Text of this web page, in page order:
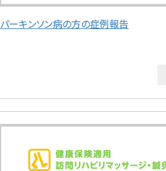
パーキンソン病の方の症例報告